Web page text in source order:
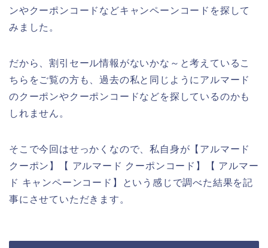
ンやクーポンコードなどキャンペーンコードを探して
みました。
だから、割引セール情報がないかな～と考えているこ
ちらをご覧の方も、過去の私と同じようにアルマード
のクーポンやクーポンコードなどを探しているのかも
しれません。
そこで今回はせっかくなので、私自身が【アルマード
クーポン】【 アルマード クーポンコード】【 アルマー
ド キャンペーンコード】という感じで調べた結果を記
事にさせていただきます。